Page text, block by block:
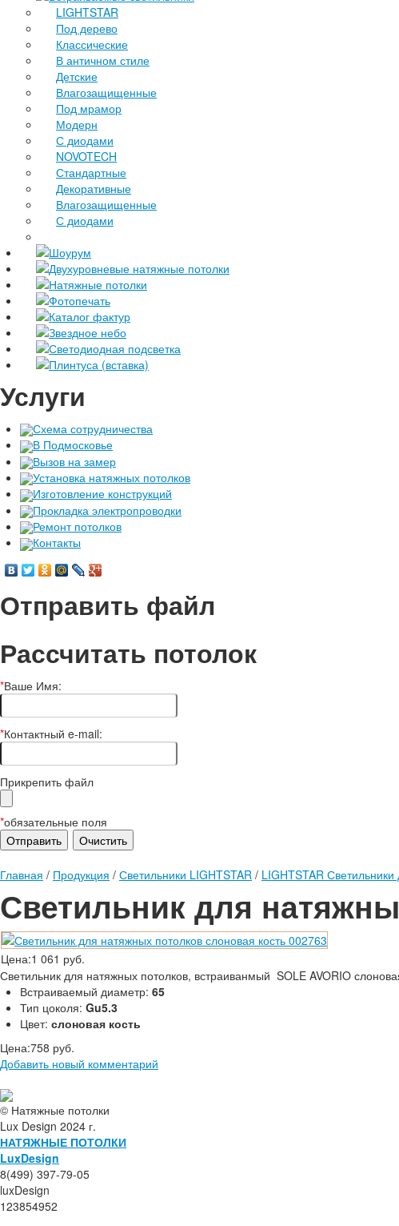
LIGHTSTAR
Под дерево
Классические
В античном стиле
Детские
Влагозащищенные
Под мрамор
Модерн
С диодами
NOVOTECH
Стандартные
Декоративные
Влагозащищенные
С диодами
Шоурум
Двухуровневые натяжные потолки
Натяжные потолки
Фотопечать
Каталог фактур
Звездное небо
Светодиодная подсветка
Плинтуса (вставка)
Услуги
Схема сотрудничества
В Подмосковье
Вызов на замер
Установка натяжных потолков
Изготовление конструкций
Прокладка электропроводки
Ремонт потолков
Контакты
Отправить файл
Рассчитать потолок
*Ваше Имя:
*Контактный e-mail:
Прикрепить файл
*обязательные поля
Главная / Продукция / Светильники LIGHTSTAR / LIGHTSTAR
Светильник для
Цена:1 061 руб.
Светильник для натяжных потолков, встраиванмый SOLE AVORIO
Встраиваемый диаметр: 65
Тип цоколя: Gu5.3
Цвет: слоновая кость
Цена:758 руб.
Добавить новый комментарий
© Натяжные потолки
Lux Design 2024 г.
НАТЯЖНЫЕ ПОТОЛКИ
LuxDesign
8(499) 397-79-05
luxDesign
123854952